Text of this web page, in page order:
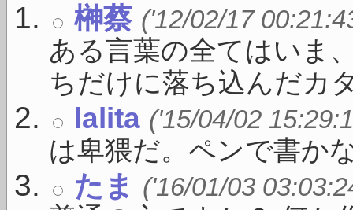
榊蔡 ('12/02/17
ある言葉の全てはいま
ちだけに落ち込んだカ
lalita ('15/04/02
は卑猥だ。ペンで書か
たま ('16/01/03